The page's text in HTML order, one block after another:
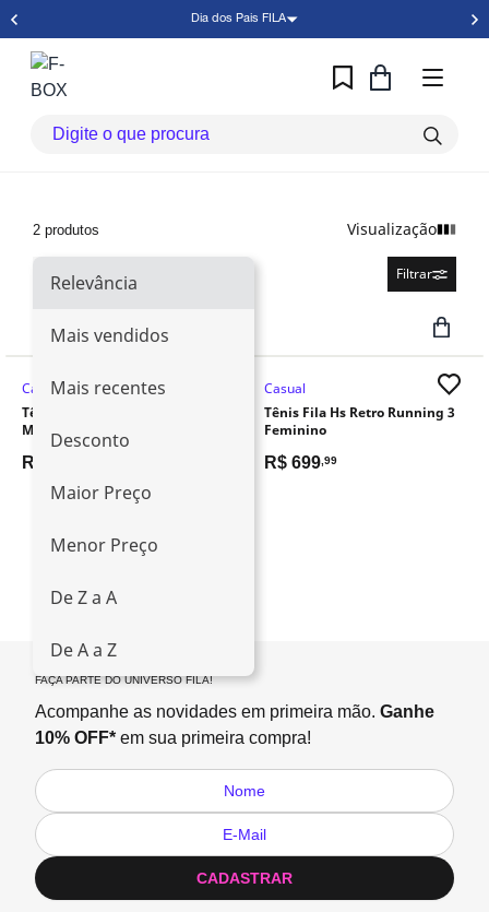
Dia dos Pais FILA
2 produtos Visualização
Relevância
Relevância
Maior Preço
Menor Preço
Mais vendidos
De Z a A
De A a Z
Mais recentes
Desconto
Filtrar
Casual
Tênis Fila Hs Retro Running 3
Masculino
R$
Casual
Tênis Fila Hs Retro Running 3
Feminino
R$ 699,99
FAÇA PARTE DO UNIVERSO FILA!
Acompanhe as novidades em primeira mão. Ganhe
10% OFF* em sua primeira compra!
CADASTRAR